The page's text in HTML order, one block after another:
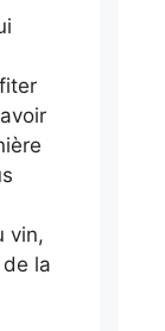
vin,
la